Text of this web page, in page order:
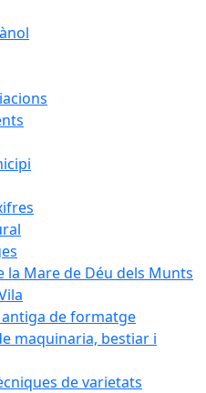
la Mare de Déu dels Munts
de formatge
maquinaria, bestiar i
de varietats